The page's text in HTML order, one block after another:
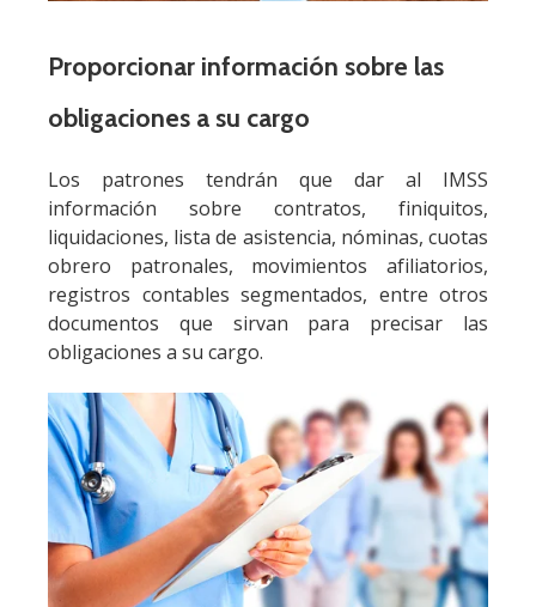
COPILOT + EXCEL PARA CONTADORES Y
FISCALISTAS
IMSS: NDPC: FISCAL
8 CONTABILIDAD 4
Ver detalles Comprar $6,056
Proporcionar información sobre las
obligaciones a su cargo
Los patrones tendrán que dar al IMSS
información sobre contratos, finiquitos,
liquidaciones, lista de asistencia, nóminas, cuotas
obrero patronales, movimientos afiliatorios,
registros contables segmentados, entre otros
documentos que sirvan para precisar las
obligaciones a su cargo.